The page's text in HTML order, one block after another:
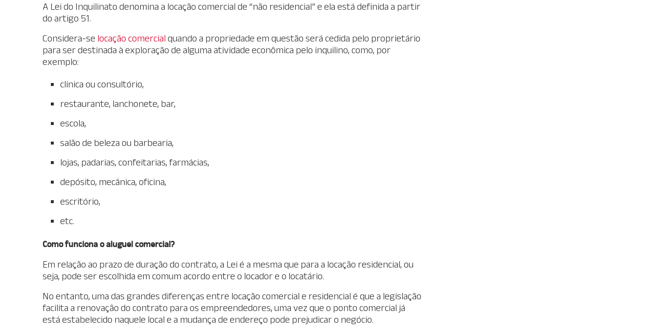
A Lei do Inquilinato denomina a locação comercial de “não residencial” e ela está definida a partir
do artigo 51.
Considera-se locação comercial quando a propriedade em questão será cedida pelo proprietário
para ser destinada à exploração de alguma atividade econômica pelo inquilino, como, por
exemplo:
clínica ou consultório,
restaurante, lanchonete, bar,
escola,
salão de beleza ou barbearia,
lojas, padarias, confeitarias, farmácias,
depósito, mecânica, oficina,
escritório,
etc.
Como funciona o aluguel comercial?
Em relação ao prazo de duração do contrato, a Lei é a mesma que para a locação residencial, ou
seja, pode ser escolhida em comum acordo entre o locador e o locatário.
No entanto, uma das grandes diferenças entre locação comercial e residencial é que a legislação
facilita a renovação do contrato para os empreendedores, uma vez que o ponto comercial já
está estabelecido naquele local e a mudança de endereço pode prejudicar o negócio.